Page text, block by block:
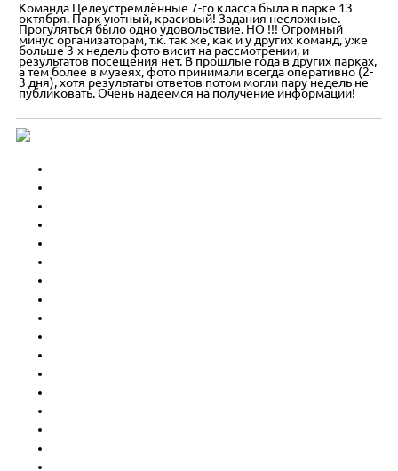
Команда Целеустремлённые 7-го класса была в парке 13
октября. Парк уютный, красивый! Задания несложные.
Прогуляться было одно удовольствие. НО !!! Огромный
минус организаторам, т.к. так же, как и у других команд, уже
больше 3-х недель фото висит на рассмотрении, и
результатов посещения нет. В прошлые года в других парках,
а тем более в музеях, фото принимали всегда оперативно (2-
3 дня), хотя результаты ответов потом могли пару недель не
публиковать. Очень надеемся на получение информации!